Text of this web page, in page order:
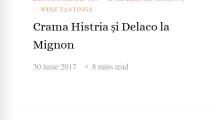
WINE TASTINGS
Crama Histria și Delaco la
Mignon
30 iunie 2017 8 mins read